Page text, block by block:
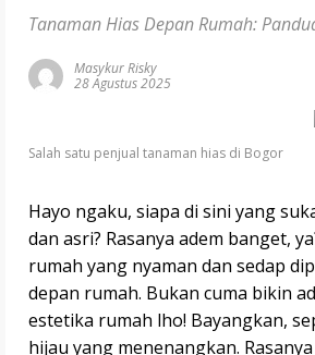
Tanaman Hias Depan Rumah:
Masykur Risky
28 Agustus 2025
Salah satu penjual tanaman hias di Bogor
Hayo ngaku, siapa di sini yang
dan asri? Rasanya adem banget,
rumah yang nyaman dan sedap
depan rumah. Bukan cuma bikin
estetika rumah lho! Bayangkan,
hijau yang menenangkan.